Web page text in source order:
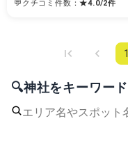
💬クチコミ件数：★4.0/2件
1
🔍神社をキーワー